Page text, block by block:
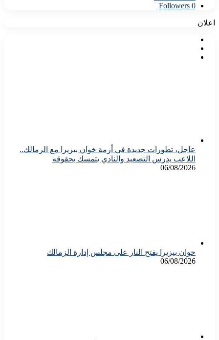
0
Followers
اعلان
عاجل، تطورات جديدة في أزمة خوان بيزيرا مع الزمالك..
اللاعب يدرس التصعيد والنادي يتمسك بحقوقه
06/08/2026
خوان بيزيرا يفتح النار على مجلس إدارة الزمالك
06/08/2026